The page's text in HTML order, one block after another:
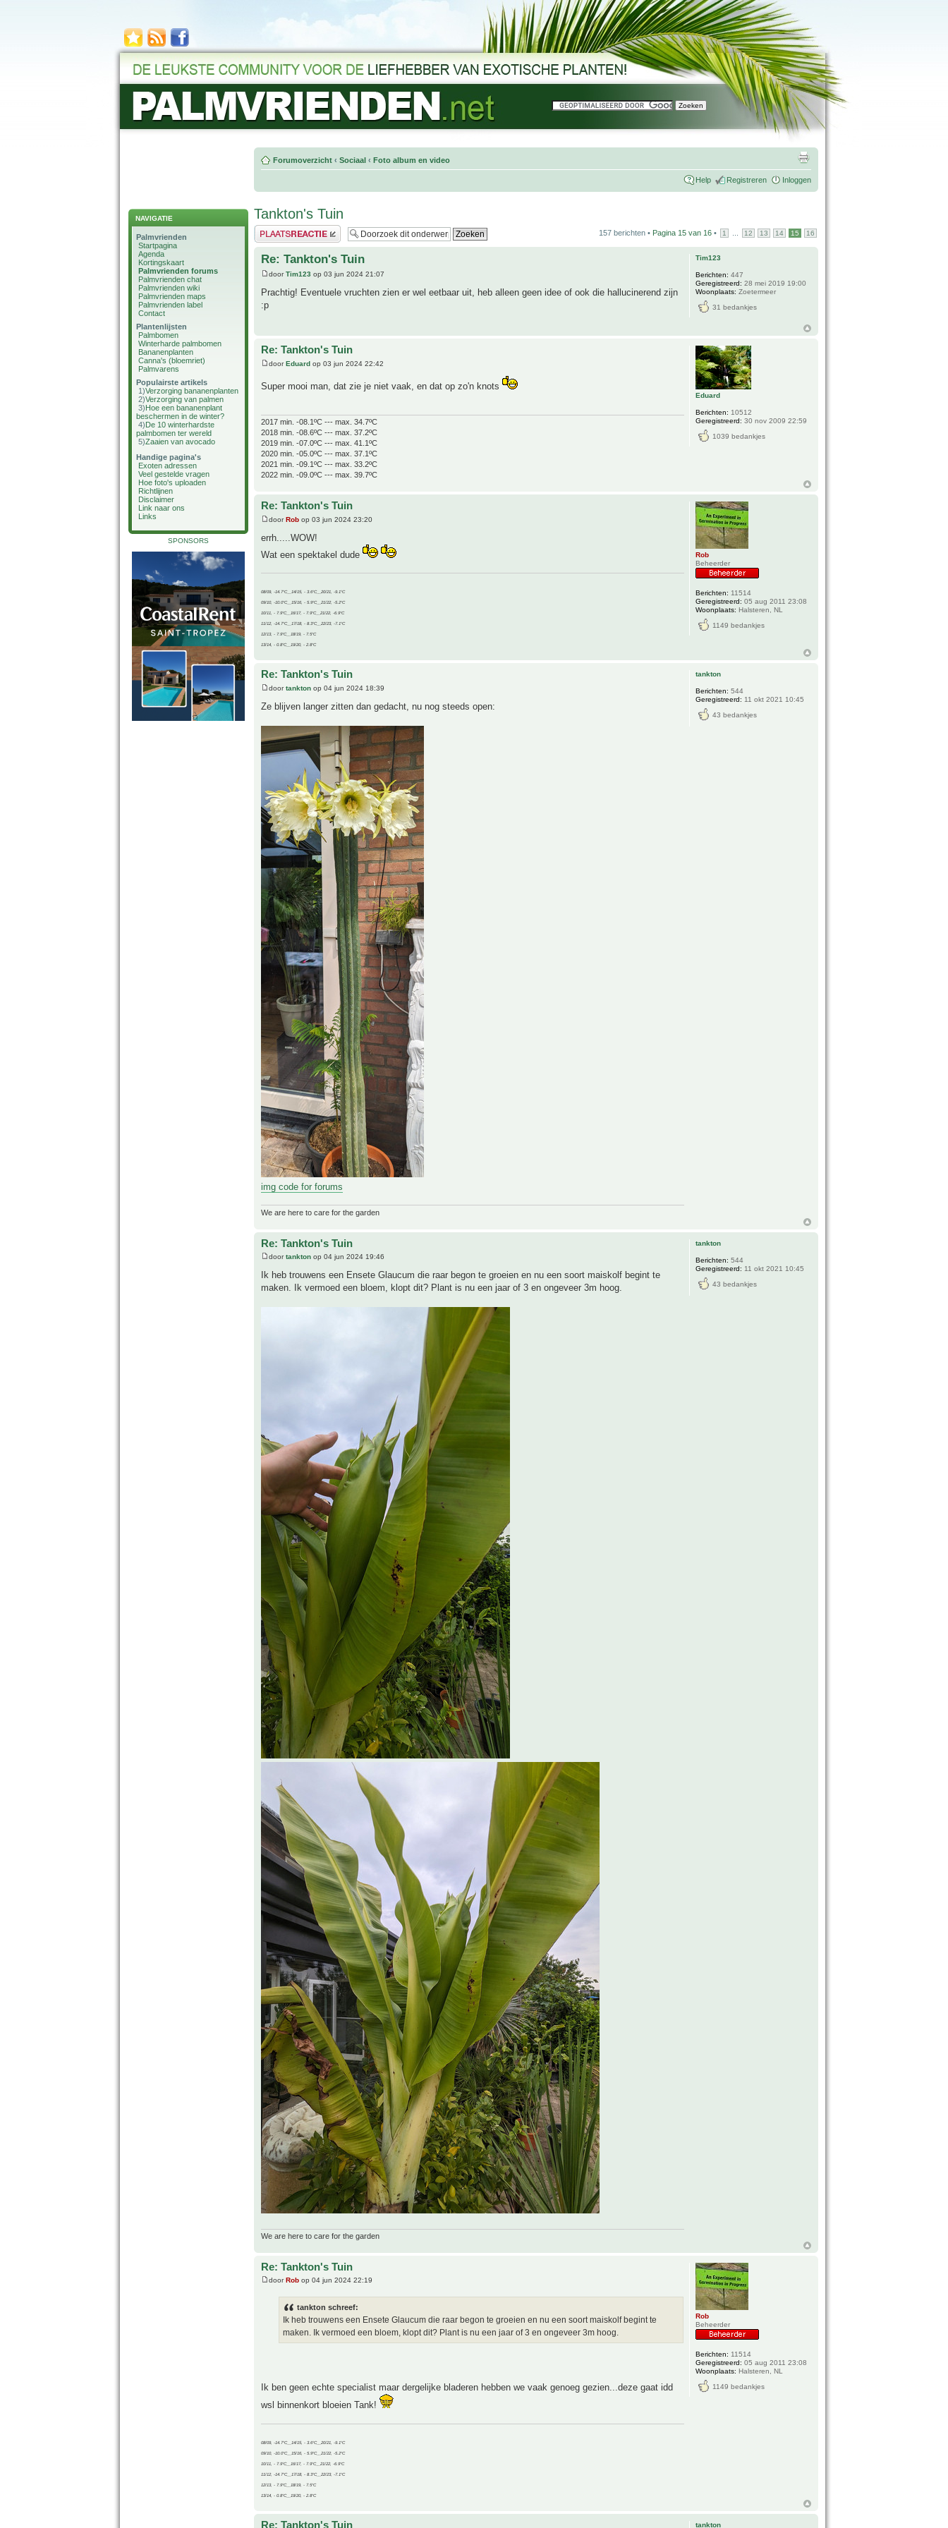
NAVIGATIE
Palmvrienden
Startpagina
Agenda
Kortingskaart
Palmvrienden forums
Palmvrienden chat
Palmvrienden wiki
Palmvrienden maps
Palmvrienden label
Contact
Plantenlijsten
Palmbomen
Winterharde palmbomen
Bananenplanten
Canna's (bloemriet)
Palmvarens
Populairste artikels
1)Verzorging bananenplanten
2)Verzorging van palmen
3)Hoe een bananenplant
beschermen in de winter?
4)De 10 winterhardste
palmbomen ter wereld
5)Zaaien van avocado
Handige pagina's
Exoten adressen
Veel gestelde vragen
Hoe foto's uploaden
Richtlijnen
Disclaimer
Link naar ons
Links
SPONSORS
Forumoverzicht ‹ Sociaal ‹ Foto album en video
Help Registreren Inloggen
Tankton's Tuin
Plaats een reactie 157 berichten • Pagina 15 van 16 • 1 12 13 14 15 16
Re: Tankton's Tuin
doorTim123 op 03 jun 2024 21:07
Prachtig! Eventuele vruchten zien er wel eetbaar uit, heb alleen geen idee of ook die hallucinerend zijn
:p
Tim123
Berichten: 447
Geregistreerd: 28 mei 2019 19:00
Woonplaats: Zoetermeer
31 bedankjes
Re: Tankton's Tuin
doorEduard op 03 jun 2024 22:42
Super mooi man, dat zie je niet vaak, en dat op zo'n knots
2017 min. -08.1ºC --- max. 34.7ºC
2018 min. -08.6ºC --- max. 37.2ºC
2019 min. -07.0ºC --- max. 41.1ºC
2020 min. -05.0ºC --- max. 37.1ºC
2021 min. -09.1ºC --- max. 33.2ºC
2022 min. -09.0ºC --- max. 39.7ºC
Eduard
Berichten: 10512
Geregistreerd: 30 nov 2009 22:59
1039 bedankjes
Re: Tankton's Tuin
doorRob op 03 jun 2024 23:20
errh.....WOW!
Wat een spektakel dude
08/09, -14.7°C__14/15, - 3.6°C__20/21, -9.1°C
09/10, -10.0°C__15/16, - 5.9°C__21/22, -5.2°C
10/11, - 7.9°C__16/17, - 7.9°C__21/22, -6.9°C
11/12, -14.7°C__17/18, - 8.3°C__22/23, -7.1°C
12/13, - 7.9°C__18/19, - 7.5°C
13/14, - 0.8°C__19/20, - 2.8°C
Rob
Beheerder
Berichten: 11514
Geregistreerd: 05 aug 2011 23:08
Woonplaats: Halsteren, NL
1149 bedankjes
Re: Tankton's Tuin
doortankton op 04 jun 2024 18:39
Ze blijven langer zitten dan gedacht, nu nog steeds open:
img code for forums
We are here to care for the garden
tankton
Berichten: 544
Geregistreerd: 11 okt 2021 10:45
43 bedankjes
Re: Tankton's Tuin
doortankton op 04 jun 2024 19:46
Ik heb trouwens een Ensete Glaucum die raar begon te groeien en nu een soort maiskolf begint te
maken. Ik vermoed een bloem, klopt dit? Plant is nu een jaar of 3 en ongeveer 3m hoog.
We are here to care for the garden
tankton
Berichten: 544
Geregistreerd: 11 okt 2021 10:45
43 bedankjes
Re: Tankton's Tuin
doorRob op 04 jun 2024 22:19
tankton schreef:
Ik heb trouwens een Ensete Glaucum die raar begon te groeien en nu een soort maiskolf begint te
maken. Ik vermoed een bloem, klopt dit? Plant is nu een jaar of 3 en ongeveer 3m hoog.
Ik ben geen echte specialist maar dergelijke bladeren hebben we vaak genoeg gezien...deze gaat idd
wsl binnenkort bloeien Tank!
08/09, -14.7°C__14/15, - 3.6°C__20/21, -9.1°C
09/10, -10.0°C__15/16, - 5.9°C__21/22, -5.2°C
10/11, - 7.9°C__16/17, - 7.9°C__21/22, -6.9°C
11/12, -14.7°C__17/18, - 8.3°C__22/23, -7.1°C
12/13, - 7.9°C__18/19, - 7.5°C
13/14, - 0.8°C__19/20, - 2.8°C
Rob
Beheerder
Berichten: 11514
Geregistreerd: 05 aug 2011 23:08
Woonplaats: Halsteren, NL
1149 bedankjes
Re: Tankton's Tuin tankton